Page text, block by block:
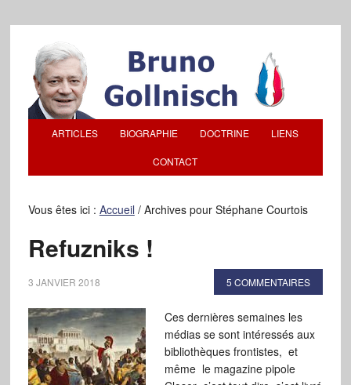
ARTICLES BIOGRAPHIE DOCTRINE LIENS
CONTACT
Vous êtes ici : Accueil /Archives pour Stéphane Courtois
Refuzniks !
3 JANVIER 2018 5 COMMENTAIRES
Ces dernières semaines les
médias se sont intéressés aux
bibliothèques frontistes, et
même le magazine pipole